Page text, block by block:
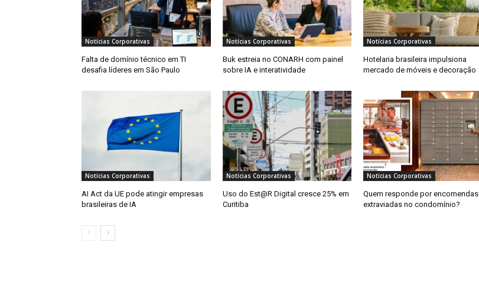
Notícias Corporativas
Falta de domínio técnico em TI
desafia líderes em São Paulo
Notícias Corporativas
Buk estreia no CONARH com painel
sobre IA e interatividade
Notícias Corporativas
Hotelaria brasileira impulsiona
mercado de móveis e decoração
Notícias Corporativas
AI Act da UE pode atingir empresas
brasileiras de IA
Notícias Corporativas
Uso do Est@R Digital cresce 25% em
Curitiba
Notícias Corporativas
Quem responde por encomendas
extraviadas no condomínio?